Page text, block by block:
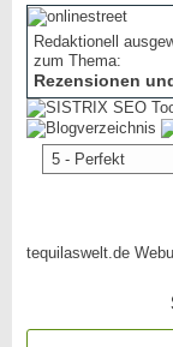
Redaktionell
zum Thema:
Rezensionen
tequilaswelt.de